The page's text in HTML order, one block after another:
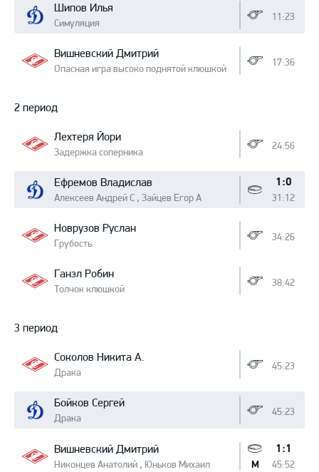
Шипов Илья
Симуляция
11:23
Вишневский Дмитрий
Опасная игра высоко поднятой клюшкой
17:36
2 период
Лехтеря Йори
Задержка соперника
24:56
Ефремов Владислав
Алексеев Андрей С , Зайцев Егор А
1:0
31:12
Новрузов Руслан
Грубость
34:26
Ганзл Робин
Толчок клюшкой
38:42
3 период
Соколов Никита А.
Драка
45:23
Бойков Сергей
Драка
45:23
Вишневский Дмитрий
Никонцев Анатолий , Юньков Михаил
1:1
45:52
М